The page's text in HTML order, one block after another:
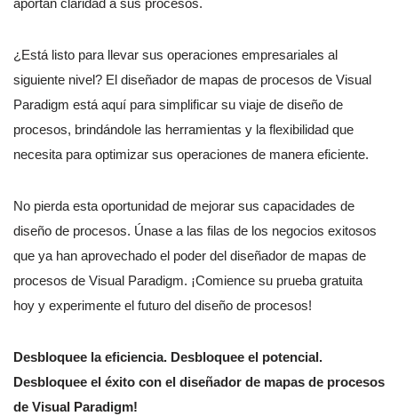
¿Está listo para llevar sus operaciones empresariales al
siguiente nivel? El diseñador de mapas de procesos de Visual
Paradigm está aquí para simplificar su viaje de diseño de
procesos, brindándole las herramientas y la flexibilidad que
necesita para optimizar sus operaciones de manera eficiente.
No pierda esta oportunidad de mejorar sus capacidades de
diseño de procesos. Únase a las filas de los negocios exitosos
que ya han aprovechado el poder del diseñador de mapas de
procesos de Visual Paradigm. ¡Comience su prueba gratuita
hoy y experimente el futuro del diseño de procesos!
Desbloquee la eficiencia. Desbloquee el potencial.
Desbloquee el éxito con el diseñador de mapas de procesos
de Visual Paradigm!